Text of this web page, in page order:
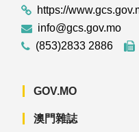
https://
info@gcs.gov.mo
(853)2833 2886
GOV.MO
澳門雜誌